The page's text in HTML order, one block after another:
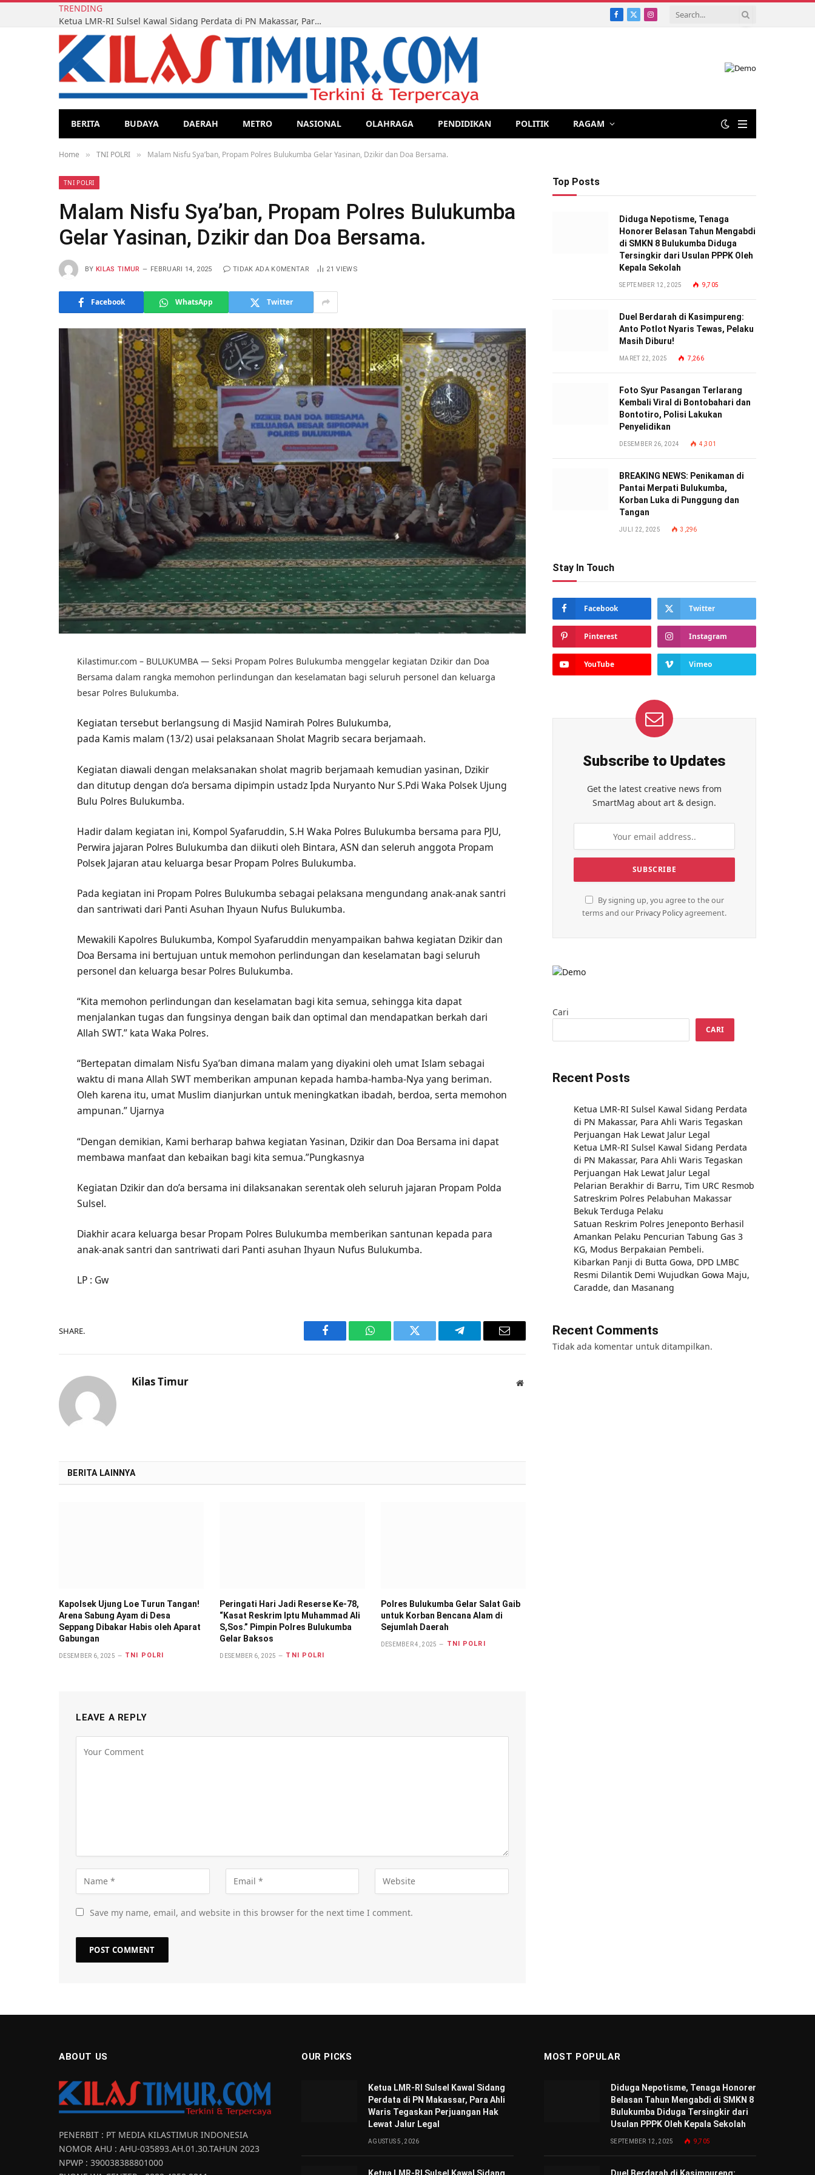
TRENDING
Ketua LMR-RI Sulsel Kawal Sidang Perdata di PN Makassar, Para Ahli Waris Tegaskan Perjuangan Hak Lewat Jalur Legal
Facebook
X
Instagram
BERITA BUDAYA DAERAH METRO NASIONAL OLAHRAGA PENDIDIKAN POLITIK RAGAM
Home » TNI POLRI » Malam Nisfu Sya’ban, Propam Polres Bulukumba Gelar Yasinan, Dzikir dan Doa Bersama.
TNI POLRI
Malam Nisfu Sya’ban, Propam Polres Bulukumba
Gelar Yasinan, Dzikir dan Doa Bersama.
BY KILAS TIMUR FEBRUARI 14, 2025 TIDAK ADA KOMENTAR 21VIEWS
Facebook WhatsApp Twitter
Kilastimur.com – BULUKUMBA — Seksi Propam Polres Bulukumba menggelar kegiatan Dzikir dan Doa
Bersama dalam rangka memohon perlindungan dan keselamatan bagi seluruh personel dan keluarga
besar Polres Bulukumba.
Kegiatan tersebut berlangsung di Masjid Namirah Polres Bulukumba,
pada Kamis malam (13/2) usai pelaksanaan Sholat Magrib secara berjamaah.
Kegiatan diawali dengan melaksanakan sholat magrib berjamaah kemudian yasinan, Dzikir
dan ditutup dengan do’a bersama dipimpin ustadz Ipda Nuryanto Nur S.Pdi Waka Polsek Ujung
Bulu Polres Bulukumba.
Hadir dalam kegiatan ini, Kompol Syafaruddin, S.H Waka Polres Bulukumba bersama para PJU,
Perwira jajaran Polres Bulukumba dan diikuti oleh Bintara, ASN dan seleruh anggota Propam
Polsek Jajaran atau keluarga besar Propam Polres Bulukumba.
Pada kegiatan ini Propam Polres Bulukumba sebagai pelaksana mengundang anak-anak santri
dan santriwati dari Panti Asuhan Ihyaun Nufus Bulukumba.
Mewakili Kapolres Bulukumba, Kompol Syafaruddin menyampaikan bahwa kegiatan Dzikir dan
Doa Bersama ini bertujuan untuk memohon perlindungan dan keselamatan bagi seluruh
personel dan keluarga besar Polres Bulukumba.
“Kita memohon perlindungan dan keselamatan bagi kita semua, sehingga kita dapat
menjalankan tugas dan fungsinya dengan baik dan optimal dan mendapatkan berkah dari
Allah SWT.” kata Waka Polres.
“Bertepatan dimalam Nisfu Sya’ban dimana malam yang diyakini oleh umat Islam sebagai
waktu di mana Allah SWT memberikan ampunan kepada hamba-hamba-Nya yang beriman.
Oleh karena itu, umat Muslim dianjurkan untuk meningkatkan ibadah, berdoa, serta memohon
ampunan.” Ujarnya
“Dengan demikian, Kami berharap bahwa kegiatan Yasinan, Dzikir dan Doa Bersama ini dapat
membawa manfaat dan kebaikan bagi kita semua.”Pungkasnya
Kegiatan Dzikir dan do’a bersama ini dilaksanakan serentak oleh seluruh jajaran Propam Polda
Sulsel.
Diakhir acara keluarga besar Propam Polres Bulukumba memberikan santunan kepada para
anak-anak santri dan santriwati dari Panti asuhan Ihyaun Nufus Bulukumba.
LP : Gw
SHARE.
Facebook WhatsAppTwitter Telegram Email
Kilas Timur Website
BERITA LAINNYA
Kapolsek Ujung Loe Turun Tangan!
Arena Sabung Ayam di Desa
Seppang Dibakar Habis oleh Aparat
Gabungan
DESEMBER 6, 2025 TNI POLRI
Peringati Hari Jadi Reserse Ke-78,
“Kasat Reskrim Iptu Muhammad Ali
S,Sos.” Pimpin Polres Bulukumba
Gelar Baksos
DESEMBER 6, 2025 TNI POLRI
Polres Bulukumba Gelar Salat Gaib
untuk Korban Bencana Alam di
Sejumlah Daerah
DESEMBER 4, 2025 TNI POLRI
LEAVE A REPLY
Save my name, email, and website in this browser for the next time I comment.
Top Posts
Diduga Nepotisme, Tenaga
Honorer Belasan Tahun Mengabdi
di SMKN 8 Bulukumba Diduga
Tersingkir dari Usulan PPPK Oleh
Kepala Sekolah
SEPTEMBER 12, 2025 9,705
Duel Berdarah di Kasimpureng:
Anto Potlot Nyaris Tewas, Pelaku
Masih Diburu!
MARET 22, 2025 7,266
Foto Syur Pasangan Terlarang
Kembali Viral di Bontobahari dan
Bontotiro, Polisi Lakukan
Penyelidikan
DESEMBER 26, 2024 4,301
BREAKING NEWS: Penikaman di
Pantai Merpati Bulukumba,
Korban Luka di Punggung dan
Tangan
JULI 22, 2025 3,296
Stay In Touch
Facebook Twitter
Pinterest Instagram
YouTube Vimeo
Subscribe to Updates
Get the latest creative news from
SmartMag about art & design.
By signing up, you agree to the our
terms and our Privacy Policyagreement.
Cari
CARI
Recent Posts
Ketua LMR-RI Sulsel Kawal Sidang Perdata
di PN Makassar, Para Ahli Waris Tegaskan
Perjuangan Hak Lewat Jalur Legal
Ketua LMR-RI Sulsel Kawal Sidang Perdata
di PN Makassar, Para Ahli Waris Tegaskan
Perjuangan Hak Lewat Jalur Legal
Pelarian Berakhir di Barru, Tim URC Resmob
Satreskrim Polres Pelabuhan Makassar
Bekuk Terduga Pelaku
Satuan Reskrim Polres Jeneponto Berhasil
Amankan Pelaku Pencurian Tabung Gas 3
KG, Modus Berpakaian Pembeli.
Kibarkan Panji di Butta Gowa, DPD LMBC
Resmi Dilantik Demi Wujudkan Gowa Maju,
Caradde, dan Masanang
Recent Comments
Tidak ada komentar untuk ditampilkan.
ABOUT US
PENERBIT : PT MEDIA KILASTIMUR INDONESIA
NOMOR AHU : AHU-035893.AH.01.30.TAHUN 2023
NPWP : 390038388801000
OUR PICKS
Ketua LMR-RI Sulsel Kawal Sidang
Perdata di PN Makassar, Para Ahli
Waris Tegaskan Perjuangan Hak
Lewat Jalur Legal
AGUSTUS 5, 2026
Ketua LMR-RI Sulsel Kawal Sidang
MOST POPULAR
Diduga Nepotisme, Tenaga Honorer
Belasan Tahun Mengabdi di SMKN 8
Bulukumba Diduga Tersingkir dari
Usulan PPPK Oleh Kepala Sekolah
SEPTEMBER 12, 2025 9,705
Duel Berdarah di Kasimpureng: